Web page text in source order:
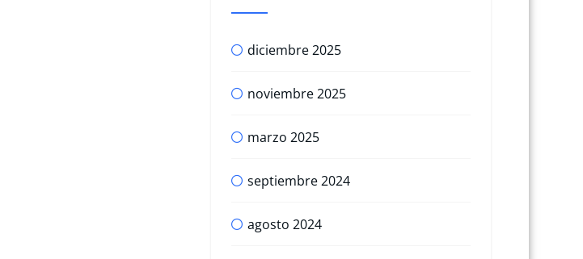
diciembre 2025
noviembre 2025
marzo 2025
septiembre 2024
agosto 2024